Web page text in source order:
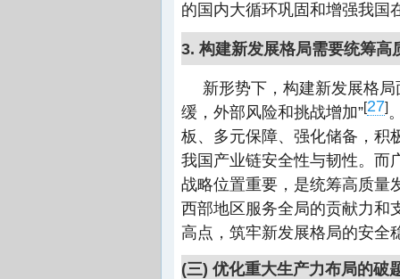
的国内大循环巩固和增强我国
3. 构建新发展格局需要统筹高
新形势下，构建新发展格
缓，外部风险和挑战增加”[27]
板、多元保障、强化储备，积
我国产业链安全性与韧性。而
战略位置重要，是统筹高质量
西部地区服务全局的贡献力和
高点，筑牢新发展格局的安全
(三) 优化重大生产力布局的破